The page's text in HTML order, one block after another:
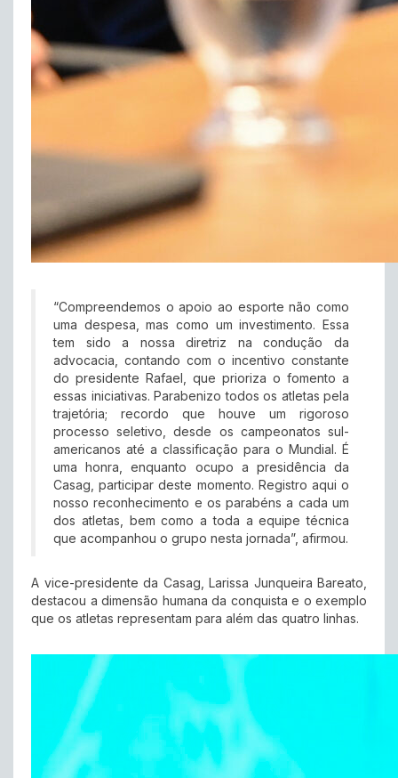
“Compreendemos o apoio ao esporte não como
uma despesa, mas como um investimento. Essa
tem sido a nossa diretriz na condução da
advocacia, contando com o incentivo constante
do presidente Rafael, que prioriza o fomento a
essas iniciativas. Parabenizo todos os atletas pela
trajetória; recordo que houve um rigoroso
processo seletivo, desde os campeonatos sul-
americanos até a classificação para o Mundial. É
uma honra, enquanto ocupo a presidência da
Casag, participar deste momento. Registro aqui o
nosso reconhecimento e os parabéns a cada um
dos atletas, bem como a toda a equipe técnica
que acompanhou o grupo nesta jornada”, afirmou.
A vice-presidente da Casag, Larissa Junqueira Bareato,
destacou a dimensão humana da conquista e o exemplo
que os atletas representam para além das quatro linhas.